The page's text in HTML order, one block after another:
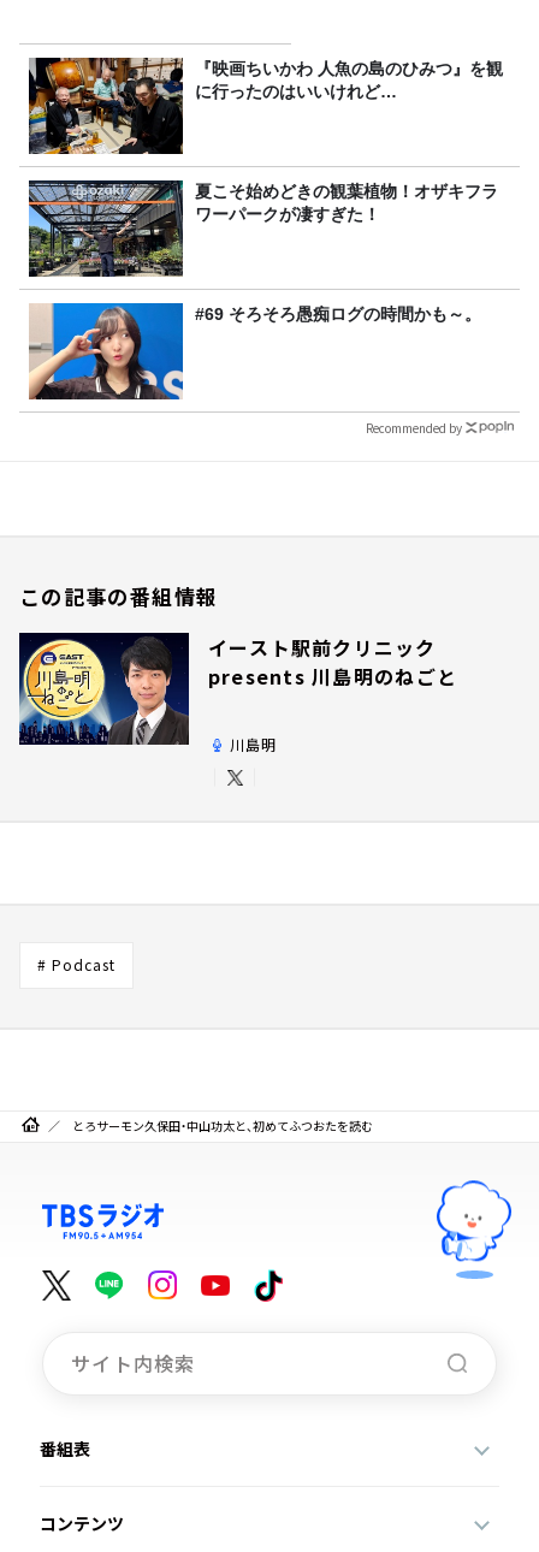
『映画ちいかわ 人魚の島のひみつ』を観
に行ったのはいいけれど…
夏こそ始めどきの観葉植物！オザキフラ
ワーパークが凄すぎた！
#69 そろそろ愚痴ログの時間かも～。
Recommended by
この記事の番組情報
イースト駅前クリニック
presents 川島明のねごと
川島明
# Podcast
とろサーモン久保田・中山功太と、初めてふつおたを読む
番組表
コンテンツ